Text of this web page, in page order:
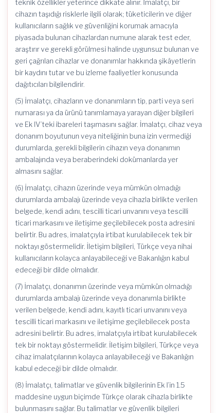
teknik özellikler yeterince dikkate alınır. İmalatçı, bir
cihazın taşıdığı risklerle ilgili olarak; tüketicilerin ve diğer
kullanıcıların sağlık ve güvenliğini korumak amacıyla
piyasada bulunan cihazlardan numune alarak test eder,
araştırır ve gerekli görülmesi halinde uygunsuz bulunan ve
geri çağrılan cihazlar ve donanımlar hakkında şikâyetlerin
bir kaydını tutar ve bu izleme faaliyetler konusunda
dağıtıcıları bilgilendirir.
(5) İmalatçı, cihazların ve donanımların tip, parti veya seri
numarası ya da ürünü tanımlamaya yarayan diğer bilgileri
ve Ek IV’teki ibareleri taşımasını sağlar. İmalatçı, cihaz veya
donanım boyutunun veya niteliğinin buna izin vermediği
durumlarda, gerekli bilgilerin cihazın veya donanımın
ambalajında veya beraberindeki dokümanlarda yer
almasını sağlar.
(6) İmalatçı, cihazın üzerinde veya mümkün olmadığı
durumlarda ambalajı üzerinde veya cihazla birlikte verilen
belgede, kendi adını, tescilli ticari unvanını veya tescilli
ticari markasını ve iletişime geçilebilecek posta adresini
belirtir. Bu adres, imalatçıyla irtibat kurulabilecek tek bir
noktayı göstermelidir. İletişim bilgileri, Türkçe veya nihai
kullanıcıların kolayca anlayabileceği ve Bakanlığın kabul
edeceği bir dilde olmalıdır.
(7) İmalatçı, donanımın üzerinde veya mümkün olmadığı
durumlarda ambalajı üzerinde veya donanımla birlikte
verilen belgede, kendi adını, kayıtlı ticari unvanını veya
tescilli ticari markasını ve iletişime geçilebilecek posta
adresini belirtir. Bu adres, imalatçıyla irtibat kurulabilecek
tek bir noktayı göstermelidir. İletişim bilgileri, Türkçe veya
cihaz imalatçılarının kolayca anlayabileceği ve Bakanlığın
kabul edeceği bir dilde olmalıdır.
(8) İmalatçı, talimatlar ve güvenlik bilgilerinin Ek I’in 1.5
maddesine uygun biçimde Türkçe olarak cihazla birlikte
bulunmasını sağlar. Bu talimatlar ve güvenlik bilgileri